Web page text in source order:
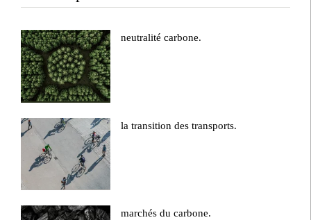
neutralité carbone.
la transition des transports.
marchés du carbone.